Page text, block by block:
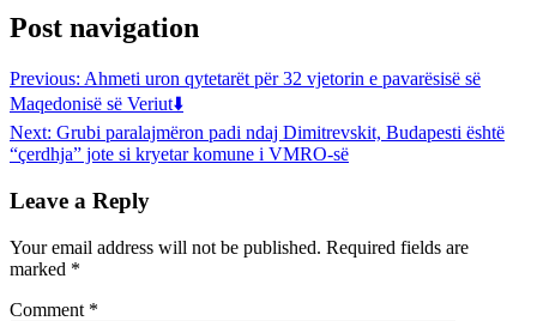
Post navigation
Previous: Ahmeti uron qytetarët për 32 vjetorin e pavarësisë së
Maqedonisë së Veriut⬇️
Next: Grubi paralajmëron padi ndaj Dimitrevskit, Budapesti është
“çerdhja” jote si kryetar komune i VMRO-së
Leave a Reply
Your email address will not be published. Required fields are
marked *
Comment *